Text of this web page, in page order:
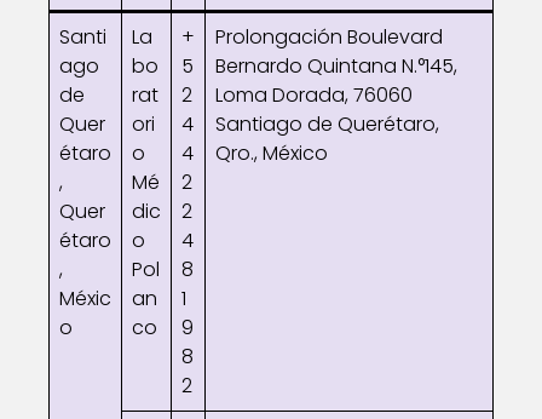
Santi
ago
de
Quer
étaro
,
Quer
étaro
,
Méxic
o
La
bo
rat
ori
o
Mé
dic
o
Pol
an
co
+
5
2
4
4
2
2
4
8
1
9
8
2
Prolongación Boulevard
Bernardo Quintana N.°145,
Loma Dorada, 76060
Santiago de Querétaro,
Qro., México